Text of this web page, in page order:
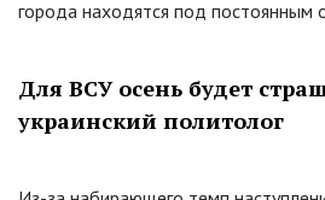
города находятся под постоянным
Для ВСУ осень будет
украинский политолог